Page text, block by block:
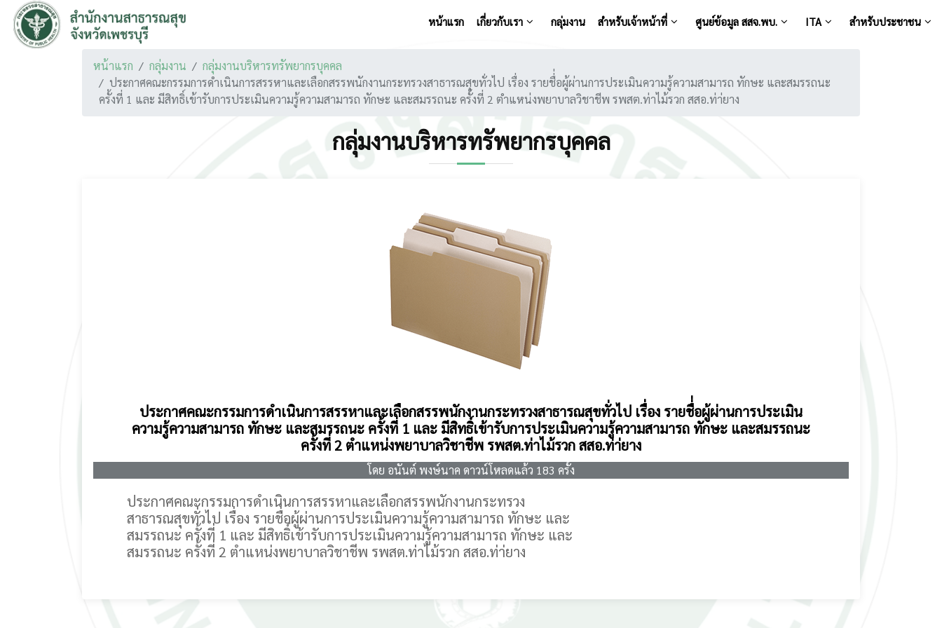
หน้าแรก เกี่ยวกับเรา กลุ่มงาน สำหรับเจ้าหน้าที่ ศูนย์ข้อมูล สสจ.พบ. ITA สำหรับประชาชน
หน้าแรก กลุ่มงาน
กลุ่มงานบริหารทรัพยากรบุคคล
ประกาศคณะกรรมการดำเนินการสรรหาและเลือกสรรพนักงานกระทรวงสาธารณสุขทั่วไป เรื่อง รายชื่่อผู้ผ่านการประเมินความรู้ความสามารถ ทักษะ และสมรรถนะ
ครั้งที่ 1 และ มีสิทธิ์เข้ารับการประเมินความรู้ความสามารถ ทักษะ และสมรรถนะ ครั้งที่ 2 ตำแหน่งพยาบาลวิชาชีพ รพสต.ท่าไม้รวก สสอ.ท่า่ยาง
กลุ่มงานบริหารทรัพยากรบุคคล
ประกาศคณะกรรมการดำเนินการสรรหาและเลือกสรรพนักงานกระทรวงสาธารณสุขทั่วไป เรื่อง รายชื่่อผู้ผ่านการประเมิน
ความรู้ความสามารถ ทักษะ และสมรรถนะ ครั้งที่ 1 และ มีสิทธิ์เข้ารับการประเมินความรู้ความสามารถ ทักษะ และสมรรถนะ
ครั้งที่ 2 ตำแหน่งพยาบาลวิชาชีพ รพสต.ท่าไม้รวก สสอ.ท่า่ยาง
โดย อนันต์ พงษ์นาค ดาวน์โหลดแล้ว 183 ครั้ง
ประกาศคณะกรรมการดำเนินการสรรหาและเลือกสรรพนักงานกระทรวง
สาธารณสุขทั่วไป เรื่อง รายชื่่อผู้ผ่านการประเมินความรู้ความสามารถ ทักษะ และ
สมรรถนะ ครั้งที่ 1 และ มีสิทธิ์เข้ารับการประเมินความรู้ความสามารถ ทักษะ และ
สมรรถนะ ครั้งที่ 2 ตำแหน่งพยาบาลวิชาชีพ รพสต.ท่าไม้รวก สสอ.ท่า่ยาง